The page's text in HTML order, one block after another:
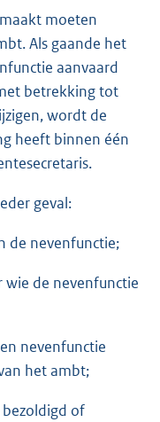
moeten
Als gaande het
aanvaard
betrekking tot
wordt de
heeft binnen één
geval:
de nevenfunctie;
wie de nevenfunctie
nevenfunctie
het ambt;
of